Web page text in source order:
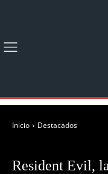
Inicio Destacados
Resident Evil,